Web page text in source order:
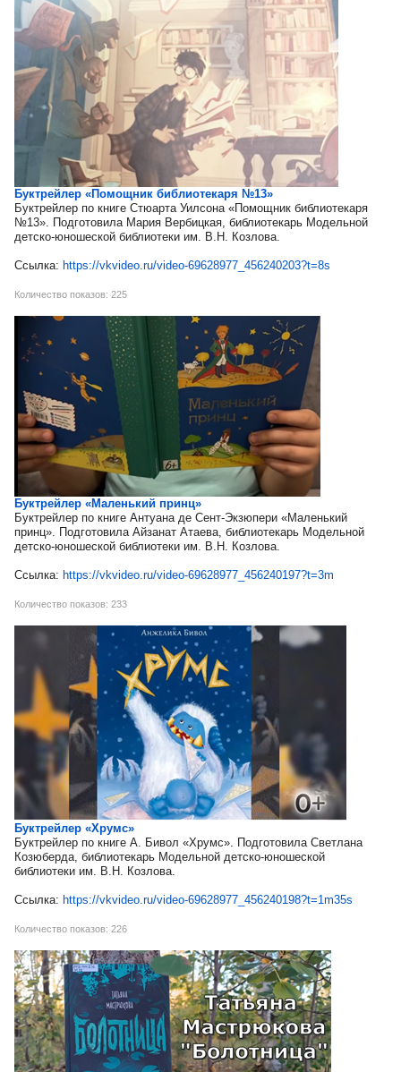
Буктрейлер «Помощник библиотекаря №13»
Буктрейлер по книге Стюарта Уилсона «Помощник библиотекаря
№13». Подготовила Мария Вербицкая, библиотекарь Модельной
детско-юношеской библиотеки им. В.Н. Козлова.
Ссылка: https://vkvideo.ru/video-69628977_456240203?t=8s
Количество показов: 225
Буктрейлер «Маленький принц»
Буктрейлер по книге Антуана де Сент-Экзюпери «Маленький
принц». Подготовила Айзанат Атаева, библиотекарь Модельной
детско-юношеской библиотеки им. В.Н. Козлова.
Ссылка: https://vkvideo.ru/video-69628977_456240197?t=3m
Количество показов: 233
Буктрейлер «Хрумс»
Буктрейлер по книге А. Бивол «Хрумс». Подготовила Светлана
Козюберда, библиотекарь Модельной детско-юношеской
библиотеки им. В.Н. Козлова.
Ссылка: https://vkvideo.ru/video-69628977_456240198?t=1m35s
Количество показов: 226